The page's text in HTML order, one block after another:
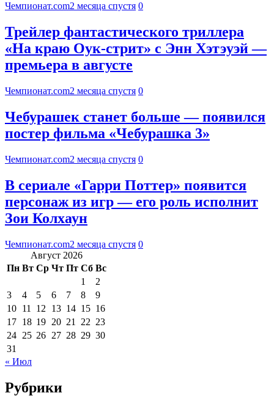
Чемпионат.com2 месяца спустя 0
Трейлер фантастического триллера
«На краю Оук-стрит» с Энн Хэтэуэй —
премьера в августе
Чемпионат.com2 месяца спустя 0
Чебурашек станет больше — появился
постер фильма «Чебурашка 3»
Чемпионат.com2 месяца спустя 0
В сериале «Гарри Поттер» появится
персонаж из игр — его роль исполнит
Зои Колхаун
Чемпионат.com2 месяца спустя 0
Август 2026
Пн Вт Ср Чт Пт Сб Вс
1
2
3
4 5 6 7 8
9
10 11 12 13 14 15 16
17 18 19 20 21 22 23
24 25 26 27 28 29 30
31
« Июл
Рубрики